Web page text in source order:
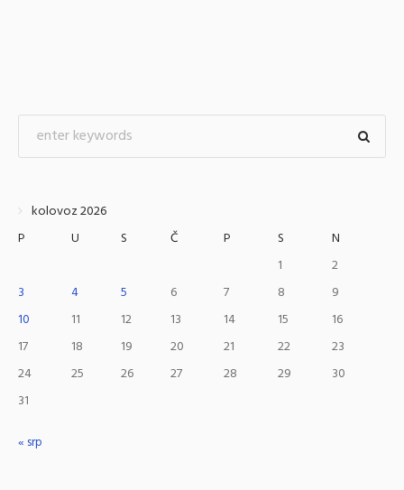
kolovoz 2026
P
U S Č P S
N
1
2
3
4 5 6 7 8
9
10
11 12 13 14 15
16
17
18 19 20 21 22
23
24
25 26 27 28 29
30
31
« srp